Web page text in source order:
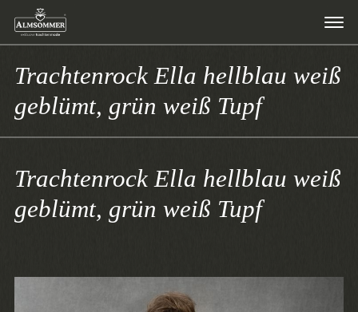
Trachtenrock Ella hellblau weiß
geblümt, grün weiß Tupf
Trachtenrock Ella hellblau weiß
geblümt, grün weiß Tupf